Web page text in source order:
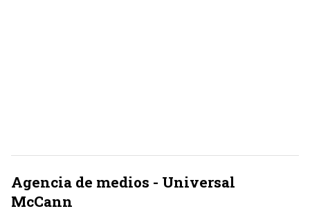
Agencia de medios - Universal
McCann